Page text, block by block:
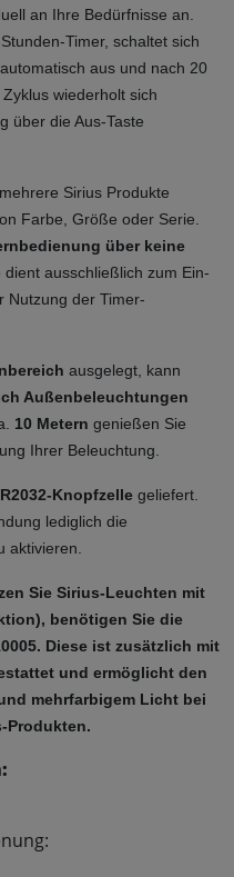
an Ihre Bedürfnisse an.
Timer, schaltet sich
aus und nach 20
wiederholt sich
über die Aus-Taste
Sirius Produkte
über keine
dient ausschließlich zum Ein-
Nutzung der Timer-
ausgelegt, kann
Außenbeleuchtungen
10 Metern genießen Sie
Ihrer Beleuchtung.
Knopfzelle geliefert.
lediglich die
aktivieren.
Sie Sirius-Leuchten mit
benötigen Sie die
Diese ist zusätzlich mit
und ermöglicht den
mehrfarbigem Licht bei
Produkten.